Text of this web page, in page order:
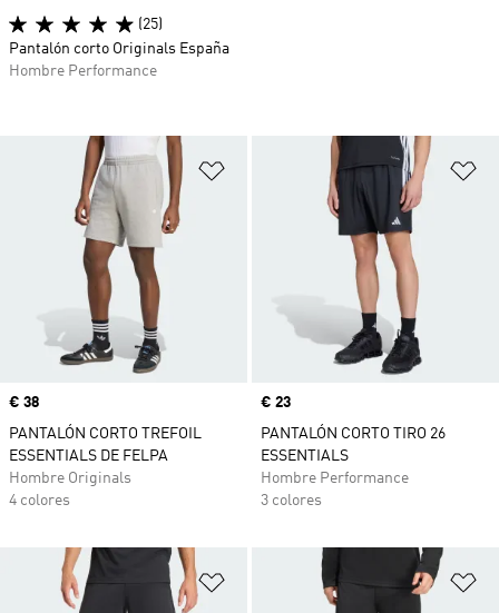
Añadir a la lista de deseos
Precio
€ 38
PANTALÓN CORTO TREFOIL
ESSENTIALS DE FELPA
Hombre Originals
4 colores
Precio
€ 23
PANTALÓN CORTO TIRO 26
ESSENTIALS
Hombre Performance
3 colores
Añadir a la lista de deseos
(25)
Pantalón corto Originals España
Hombre Performance